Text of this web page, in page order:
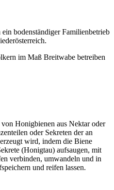
bodenständiger Familienbetrieb
im Maß Breitwabe betreiben
Honigbienen aus Nektar oder
oder Sekreten der an
wird, indem die Biene
(Honigtau) aufsaugen, mit
verbinden, umwandeln und in
und reifen lassen.